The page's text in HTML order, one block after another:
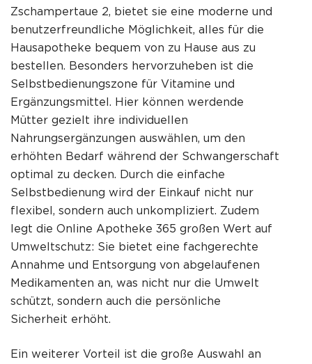
Zschampertaue 2, bietet sie eine moderne und
benutzerfreundliche Möglichkeit, alles für die
Hausapotheke bequem von zu Hause aus zu
bestellen. Besonders hervorzuheben ist die
Selbstbedienungszone für Vitamine und
Ergänzungsmittel. Hier können werdende
Mütter gezielt ihre individuellen
Nahrungsergänzungen auswählen, um den
erhöhten Bedarf während der Schwangerschaft
optimal zu decken. Durch die einfache
Selbstbedienung wird der Einkauf nicht nur
flexibel, sondern auch unkompliziert. Zudem
legt die Online Apotheke 365 großen Wert auf
Umweltschutz: Sie bietet eine fachgerechte
Annahme und Entsorgung von abgelaufenen
Medikamenten an, was nicht nur die Umwelt
schützt, sondern auch die persönliche
Sicherheit erhöht.
Ein weiterer Vorteil ist die große Auswahl an